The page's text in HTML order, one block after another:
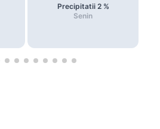
Precipitatii 2%
Senin